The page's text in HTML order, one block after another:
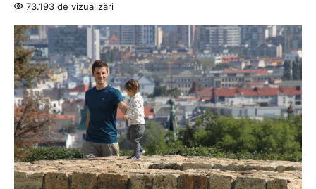
73.193 de vizualizări